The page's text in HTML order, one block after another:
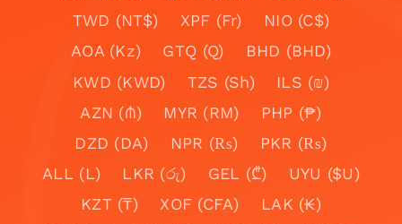
TWD (NT$)
XPF (Fr)
NIO (C$)
AOA (Kz)
GTQ (Q)
BHD (BHD)
KWD (KWD)
TZS (Sh)
ILS (₪)
AZN (₼)
MYR (RM)
PHP (₱)
DZD (DA)
NPR (₨)
PKR (₨)
ALL (L)
LKR (රු) GEL (₾)
UYU ($U)
KZT (₸)
XOF (CFA)
LAK (₭)